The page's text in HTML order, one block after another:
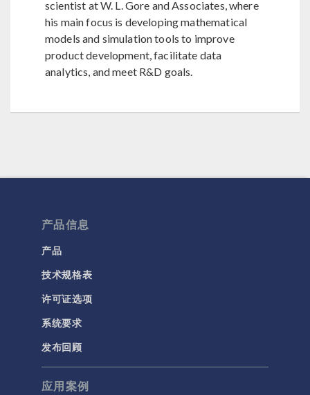
scientist at W. L. Gore and Associates, where
his main focus is developing mathematical
models and simulation tools to improve
product development, facilitate data
analytics, and meet R&D goals.
产品信息
产品
技术规格表
许可证选项
系统要求
发布回顾
应用案例